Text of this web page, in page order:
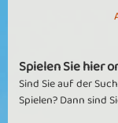
Spielen Sie hier
Sind Sie auf der
Spielen? Dann sind